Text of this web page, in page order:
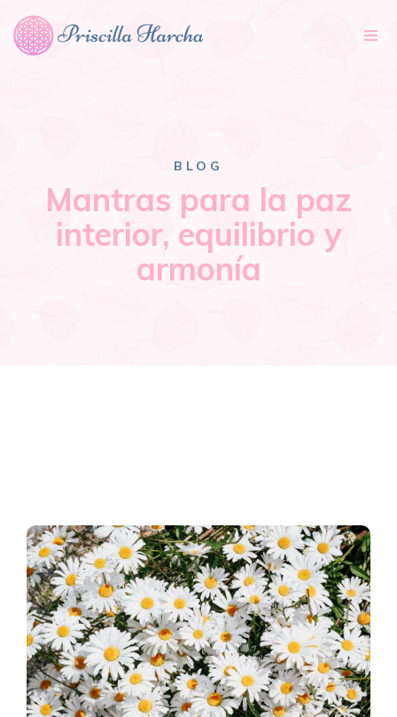
BLOG
Mantras para la paz
interior, equilibrio y
armonía